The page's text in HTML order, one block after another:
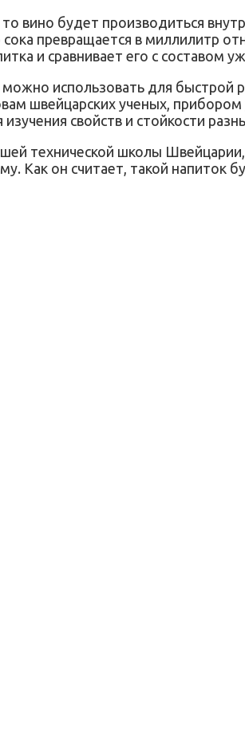
вино будет производиться
превращается в миллилитр
и сравнивает его с составом
использовать для быстрой
швейцарских ученых, прибором
свойств и стойкости
технической школы
Как он считает, такой напиток